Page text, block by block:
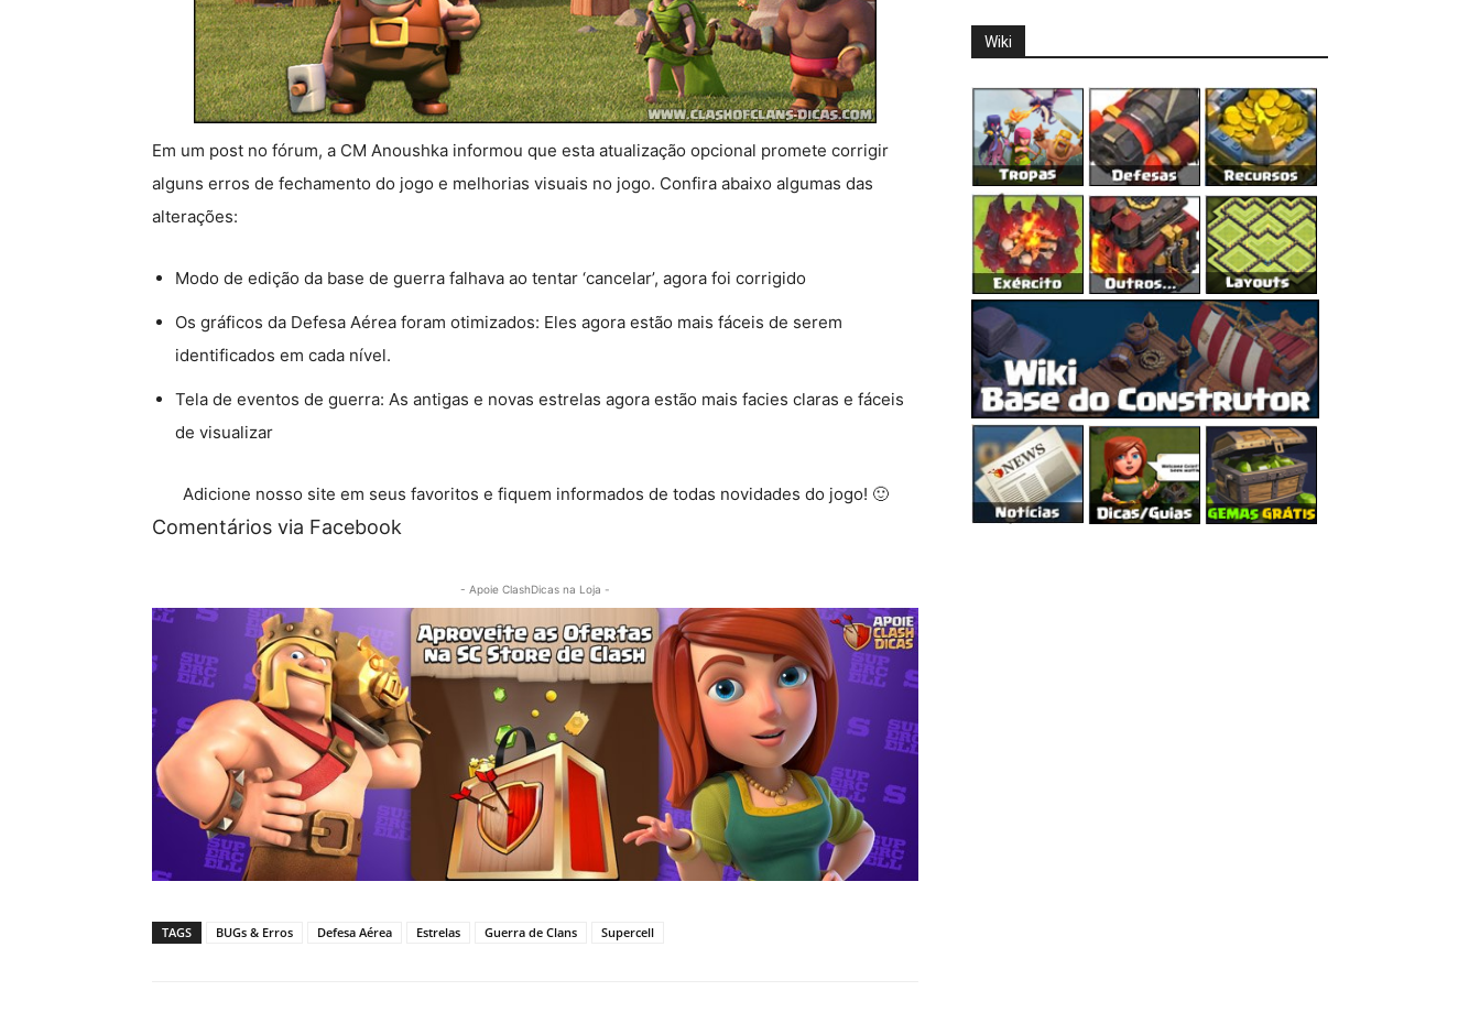
Em um post no fórum, a CM Anoushka informou que esta atualização opcional promete corrigir
alguns erros de fechamento do jogo e melhorias visuais no jogo. Confira abaixo algumas das
alterações:
Modo de edição da base de guerra falhava ao tentar ‘cancelar’, agora foi corrigido
Os gráficos da Defesa Aérea foram otimizados: Eles agora estão mais fáceis de serem
identificados em cada nível.
Tela de eventos de guerra: As antigas e novas estrelas agora estão mais facies claras e fáceis
de visualizar
Adicione nosso site em seus favoritos e fiquem informados de todas novidades do jogo! 🙂
Comentários via Facebook
- Apoie ClashDicas na Loja -
TAGS BUGs & Erros Defesa Aérea Estrelas Guerra de Clans Supercell
Wiki